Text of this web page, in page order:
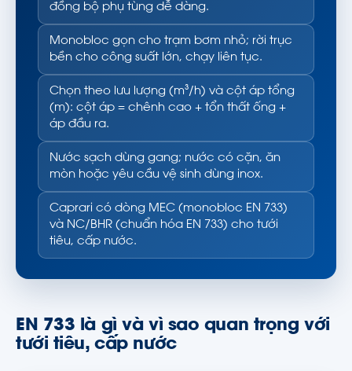
đồng bộ phụ tùng dễ dàng.
Monobloc gọn cho trạm bơm nhỏ; rời trục
bền cho công suất lớn, chạy liên tục.
Chọn theo lưu lượng (m³/h) và cột áp tổng
(m): cột áp = chênh cao + tổn thất ống +
áp đầu ra.
Nước sạch dùng gang; nước có cặn, ăn
mòn hoặc yêu cầu vệ sinh dùng inox.
Caprari có dòng MEC (monobloc EN 733)
và NC/BHR (chuẩn hóa EN 733) cho tưới
tiêu, cấp nước.
EN 733 là gì và vì sao quan trọng với
tưới tiêu, cấp nước